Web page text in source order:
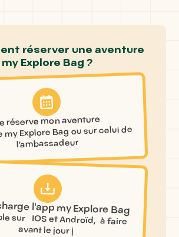
réserver une aventure
my Explore Bag ?
réserve mon aventure
my Explore Bag ou sur celui de
l’ambassadeur
l'app my Explore Bag
sur IOS et Androïd, à faire
avant le jour j